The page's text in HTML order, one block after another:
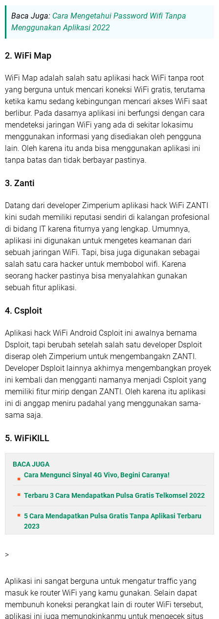
Baca Juga: Cara Mengetahui Password Wifi Tanpa
Menggunakan Aplikasi 2022
2. WiFi Map
WiFi Map adalah salah satu aplikasi hack WiFi tanpa root
yang berguna untuk mencari koneksi WiFi gratis, terutama
ketika kamu sedang kebingungan mencari akses WiFi saat
berlibur. Pada dasarnya aplikasi ini berfungsi dengan cara
mendeteksi jaringan WiFi yang ada di sekitar lokasimu
menggunakan informasi yang disediakan oleh pengguna
lain. Oleh karena itu anda bisa menggunakan aplikasi ini
tanpa batas dan tidak berbayar pastinya.
3. Zanti
Datang dari developer Zimperium aplikasi hack WiFi ZANTI
kini sudah memiliki reputasi sendiri di kalangan profesional
di bidang IT karena fiturnya yang lengkap. Umumnya,
aplikasi ini digunakan untuk mengetes keamanan dari
sebuah jaringan WiFi. Tapi, bisa juga digunakan sebagai
salah satu cara hacker untuk membobol wifi. Karena
seorang hacker pastinya bisa menyalahkan gunakan
sebuah fitur aplikasi.
4. Csploit
Aplikasi hack WiFi Android Csploit ini awalnya bernama
Dsploit, tapi berubah setelah salah satu developer Dsploit
diserap oleh Zimperium untuk mengembangakn ZANTI.
Developer Dsploit lainnya akhirnya mengembangkan proyek
ini kembali dan mengganti namanya menjadi Csploit yang
memiliki fitur mirip dengan ZANTI. Oleh karena itu aplikasi
ini di anggap meniru padahal yang menggunakan sama-
sama saja.
5. WiFiKILL
BACA JUGA
Cara Mengunci Sinyal 4G Vivo, Begini Caranya!
Terbaru 3 Cara Mendapatkan Pulsa Gratis Telkomsel 2022
5 Cara Mendapatkan Pulsa Gratis Tanpa Aplikasi Terbaru
2023
>
Aplikasi ini sangat berguna untuk mengatur traffic yang
masuk ke router WiFi yang kamu gunakan. Selain dapat
membunuh koneksi perangkat lain di router WiFi tersebut,
aplikasi ini juga memungkinkanmu untuk mengecek situs